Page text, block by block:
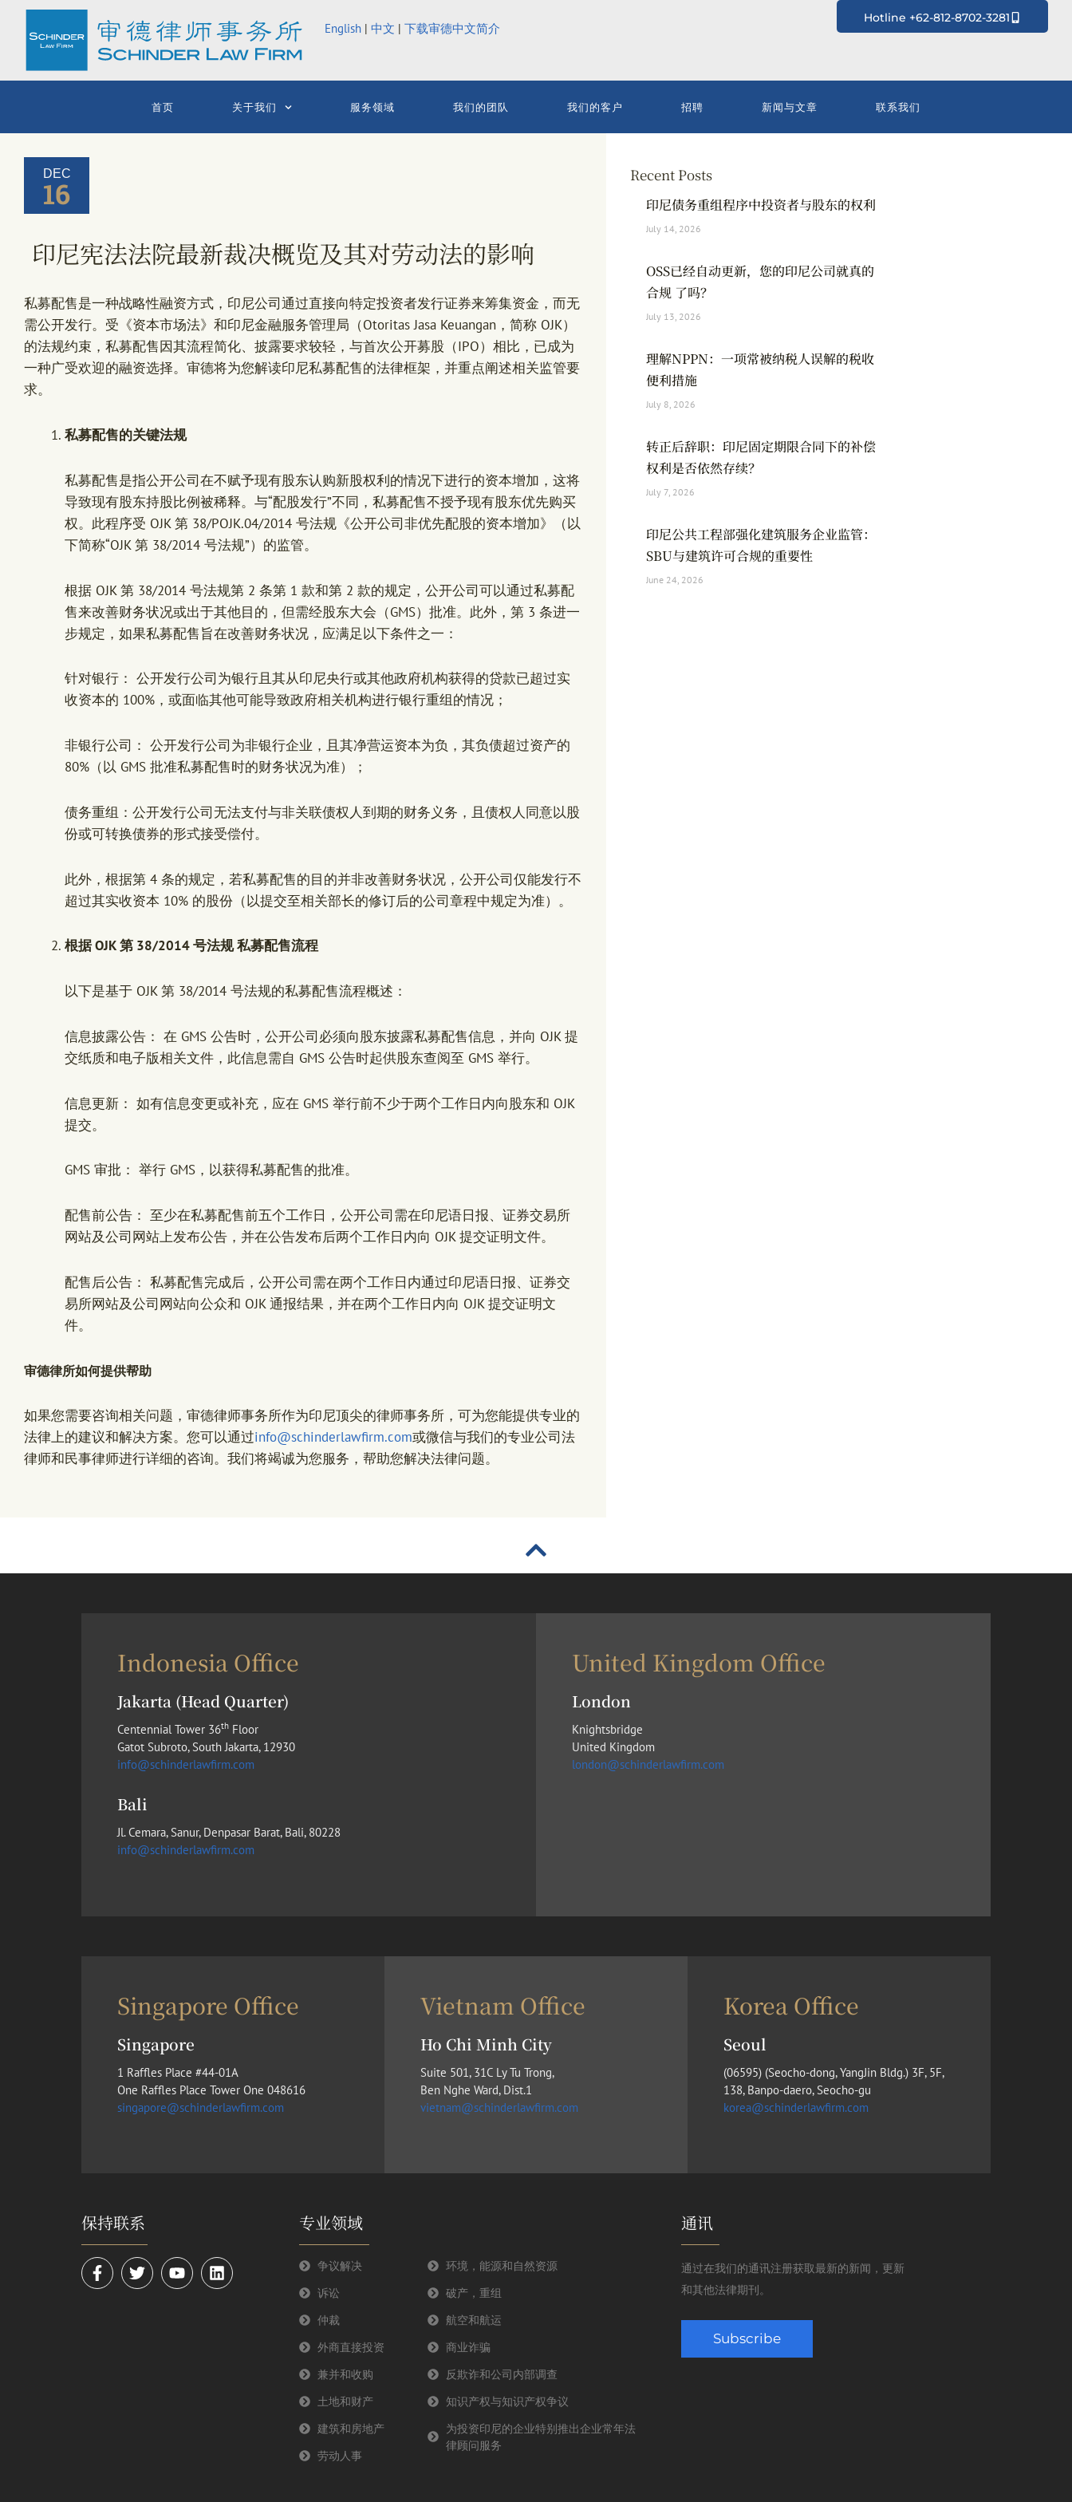
content
English |中文 |下载审德中文简介
Hotline +62-812-8702-3281
首页 关于我们 服务领域 我们的团队 我们的客户 招聘 新闻与文章 联系我们
DEC
16
印尼宪法法院最新裁决概览及其对劳动法的影响
私募配售是一种战略性融资方式，印尼公司通过直接向特定投资者发行证券来筹集资金，而无
需公开发行。受《资本市场法》和印尼金融服务管理局（Otoritas Jasa Keuangan，简称 OJK）
的法规约束，私募配售因其流程简化、披露要求较轻，与首次公开募股（IPO）相比，已成为
一种广受欢迎的融资选择。审德将为您解读印尼私募配售的法律框架，并重点阐述相关监管要
求。
私募配售的关键法规
私募配售是指公开公司在不赋予现有股东认购新股权利的情况下进行的资本增加，这将
导致现有股东持股比例被稀释。与“配股发行”不同，私募配售不授予现有股东优先购买
权。此程序受 OJK 第 38/POJK.04/2014 号法规《公开公司非优先配股的资本增加》（以
下简称“OJK 第 38/2014 号法规”）的监管。
根据 OJK 第 38/2014 号法规第 2 条第 1 款和第 2 款的规定，公开公司可以通过私募配
售来改善财务状况或出于其他目的，但需经股东大会（GMS）批准。此外，第 3 条进一
步规定，如果私募配售旨在改善财务状况，应满足以下条件之一：
针对银行： 公开发行公司为银行且其从印尼央行或其他政府机构获得的贷款已超过实
收资本的 100%，或面临其他可能导致政府相关机构进行银行重组的情况；
非银行公司： 公开发行公司为非银行企业，且其净营运资本为负，其负债超过资产的
80%（以 GMS 批准私募配售时的财务状况为准）；
债务重组：公开发行公司无法支付与非关联债权人到期的财务义务，且债权人同意以股
份或可转换债券的形式接受偿付。
此外，根据第 4 条的规定，若私募配售的目的并非改善财务状况，公开公司仅能发行不
超过其实收资本 10% 的股份（以提交至相关部长的修订后的公司章程中规定为准）。
根据 OJK 第 38/2014 号法规私募配售流程
以下是基于 OJK 第 38/2014 号法规的私募配售流程概述：
信息披露公告： 在 GMS 公告时，公开公司必须向股东披露私募配售信息，并向 OJK 提
交纸质和电子版相关文件，此信息需自 GMS 公告时起供股东查阅至 GMS 举行。
信息更新： 如有信息变更或补充，应在 GMS 举行前不少于两个工作日内向股东和 OJK
提交。
GMS 审批： 举行 GMS，以获得私募配售的批准。
配售前公告： 至少在私募配售前五个工作日，公开公司需在印尼语日报、证券交易所
网站及公司网站上发布公告，并在公告发布后两个工作日内向 OJK 提交证明文件。
配售后公告： 私募配售完成后，公开公司需在两个工作日内通过印尼语日报、证券交
易所网站及公司网站向公众和 OJK 通报结果，并在两个工作日内向 OJK 提交证明文
件。
审德律所如何提供帮助
如果您需要咨询相关问题，审德律师事务所作为印尼顶尖的律师事务所，可为您能提供专业的
法律上的建议和解决方案。您可以通过info@schinderlawfirm.com或微信与我们的专业公司法
律师和民事律师进行详细的咨询。我们将竭诚为您服务，帮助您解决法律问题。
Recent Posts
印尼债务重组程序中投资者与股东的权利
July 14, 2026
OSS已经自动更新，您的印尼公司就真的
合规 了吗？
July 13, 2026
理解NPPN：一项常被纳税人误解的税收
便利措施
July 8, 2026
转正后辞职：印尼固定期限合同下的补偿
权利是否依然存续？
July 7, 2026
印尼公共工程部强化建筑服务企业监管：
SBU与建筑许可合规的重要性
June 24, 2026
Indonesia Office
Jakarta (Head Quarter)
Centennial Tower 36th Floor
Gatot Subroto, South Jakarta, 12930
info@schinderlawfirm.com
Bali
Jl. Cemara, Sanur, Denpasar Barat, Bali, 80228
info@schinderlawfirm.com
United Kingdom Office
London
Knightsbridge
United Kingdom
london@schinderlawfirm.com
Singapore Office
Singapore
1 Raffles Place #44-01A
One Raffles Place Tower One 048616
singapore@schinderlawfirm.com
Vietnam Office
Ho Chi Minh City
Suite 501, 31C Ly Tu Trong,
Ben Nghe Ward, Dist.1
vietnam@schinderlawfirm.com
Korea Office
Seoul
(​06595) (Seocho-dong, YangJin Bldg.) 3F, 5F,
138, Banpo-daero, Seocho-gu
korea@schinderlawfirm.com
保持联系
F
a
T
w
Y
o
L
i
专业领域
争议解决
诉讼
仲裁
外商直接投资
兼并和收购
土地和财产
建筑和房地产
劳动人事
环境，能源和自然资源
破产，重组
航空和航运
商业诈骗
反欺诈和公司内部调查
知识产权与知识产权争议
为投资印尼的企业特别推出企业常年法
律顾问服务
通讯
通过在我们的通讯注册获取最新的新闻，更新
和其他法律期刊。
Subscribe